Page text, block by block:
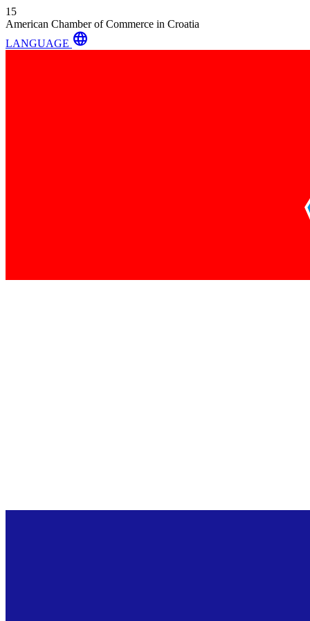
15
American Chamber of Commerce in Croatia
LANGUAGE language